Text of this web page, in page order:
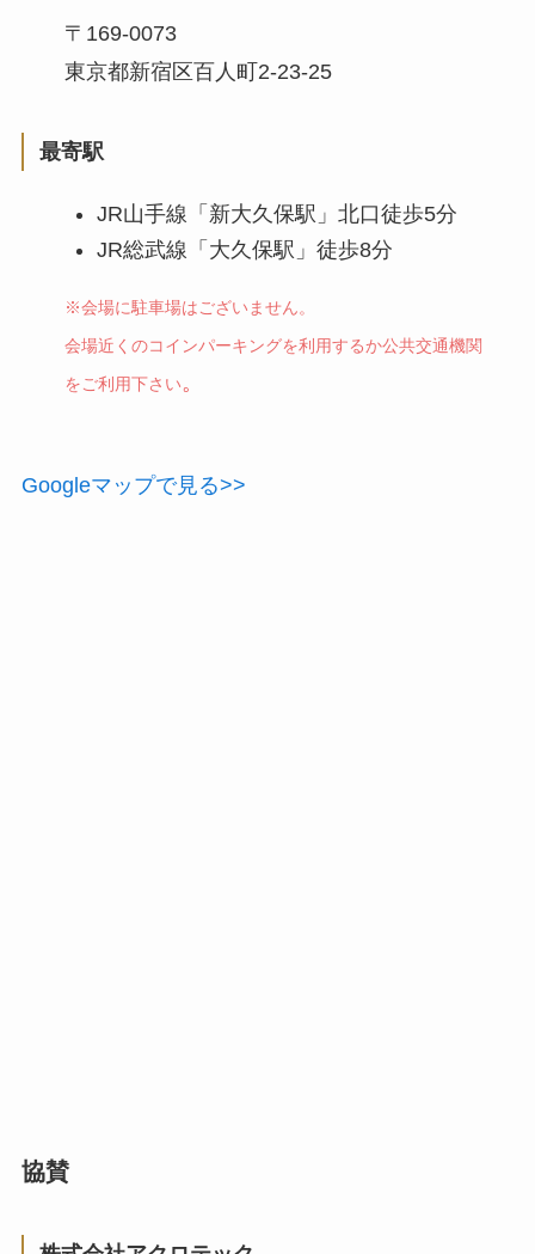
〒169-0073
東京都新宿区百人町2-23-25
最寄駅
JR山手線「新大久保駅」北口徒歩5分
JR総武線「大久保駅」徒歩8分
※会場に駐車場はございません。
会場近くのコインパーキングを利用するか公共交通機関
をご利用下さい。
Googleマップで見る>>
協賛